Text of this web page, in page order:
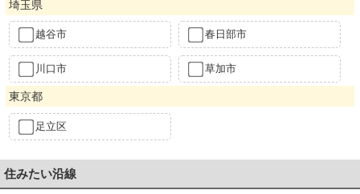
埼玉県
越谷市 春日部市
川口市 草加市
東京都
足立区
住みたい沿線